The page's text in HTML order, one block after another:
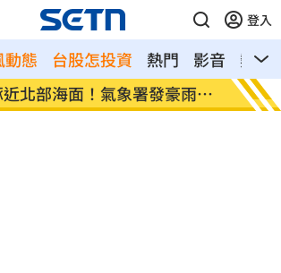
登入
動態 台股怎投資 熱門 影音
熱搜
北部海面！氣象署發豪雨特
南電